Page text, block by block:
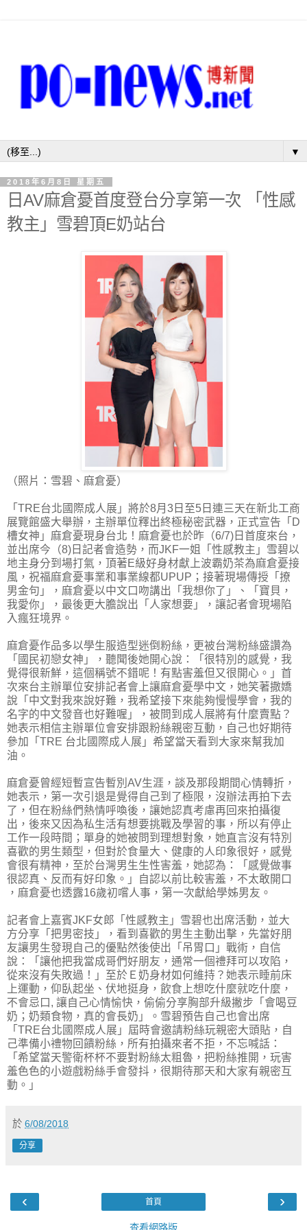
▼
2018年6月8日 星期五
日AV麻倉憂首度登台分享第一次 「性感
教主」雪碧頂E奶站台
（照片：雪碧、麻倉憂）
「TRE台北國際成人展」將於8月3日至5日連三天在新北工商
展覽館盛大舉辦，主辦單位釋出終極秘密武器，正式宣告「D
槽女神」麻倉憂現身台北！麻倉憂也於昨（6/7)日首度來台，
並出席今（8)日記者會造勢，而JKF一姐「性感教主」雪碧以
地主身分到場打氣，頂著E級好身材獻上波霸奶茶為麻倉憂接
風，祝福麻倉憂事業和事業線都UPUP；接著現場傳授「撩
男金句」，麻倉憂以中文口吻講出「我想你了」、「寶貝，
我愛你」，最後更大膽說出「人家想要」，讓記者會現場陷
入瘋狂境界。
麻倉憂作品多以學生服造型迷倒粉絲，更被台灣粉絲盛讚為
「國民初戀女神」，聽聞後她開心說：「很特別的感覺，我
覺得很新鮮，這個稱號不錯呢！有點害羞但又很開心。」首
次來台主辦單位安排記者會上讓麻倉憂學中文，她笑著撒嬌
說「中文對我來說好難，我希望接下來能夠慢慢學會，我的
名字的中文發音也好難喔」，被問到成人展將有什麼賣點？
她表示相信主辦單位會安排跟粉絲親密互動，自己也好期待
參加「TRE 台北國際成人展」希望當天看到大家來幫我加
油。
麻倉憂曾經短暫宣告暫別AV生涯，談及那段期間心情轉折，
她表示，第一次引退是覺得自己到了極限，沒辦法再拍下去
了，但在粉絲們熱情呼喚後，讓她認真考慮再回來拍攝復
出，後來又因為私生活有想要挑戰及學習的事，所以有停止
工作一段時間；單身的她被問到理想對象，她直言沒有特別
喜歡的男生類型，但對於食量大、健康的人印象很好，感覺
會很有精神，至於台灣男生生性害羞，她認為：「感覺做事
很認真、反而有好印象。」自認以前比較害羞，不太敢開口
，麻倉憂也透露16歲初嚐人事，第一次獻給學姊男友。
記者會上嘉賓JKF女郎「性感教主」雪碧也出席活動，並大
方分享「把男密技」，看到喜歡的男生主動出擊，先當好朋
友讓男生發現自己的優點然後使出「吊胃口」戰術，自信
說：「讓他把我當成哥們好朋友，通常一個禮拜可以攻陷，
從來沒有失敗過！」至於Ｅ奶身材如何維持？她表示睡前床
上運動，仰臥起坐、伏地挺身，飲食上想吃什麼就吃什麼，
不會忌口, 讓自己心情愉快，偷偷分享胸部升級撇步「會喝豆
奶；奶類食物，真的會長奶」。雪碧預告自己也會出席
「TRE台北國際成人展」屆時會邀請粉絲玩親密大頭貼，自
己準備小禮物回饋粉絲，所有拍攝來者不拒，不忘喊話：
「希望當天警衛杯杯不要對粉絲太粗魯，把粉絲推開，玩害
羞色色的小遊戲粉絲手會發抖，很期待那天和大家有親密互
動。」
於 6/08/2018
分享
‹ ›
首頁